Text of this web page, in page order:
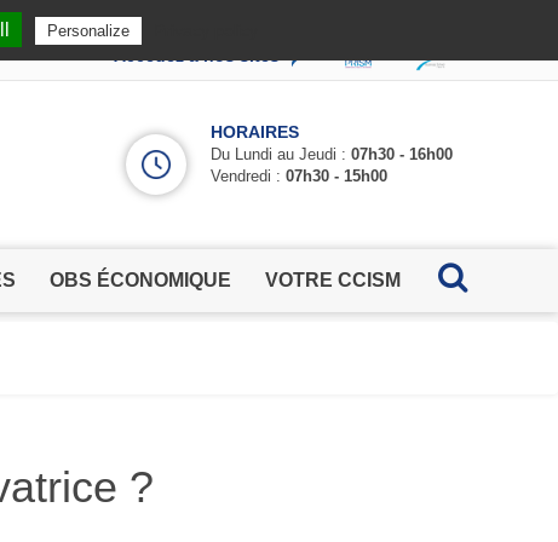
HORAIRES
Du Lundi au Jeudi : 07h30 - 16h00
Vendredi : 07h30 - 15h00
OBS ÉCONOMIQUE VOTRE CCISM
?
Personalize